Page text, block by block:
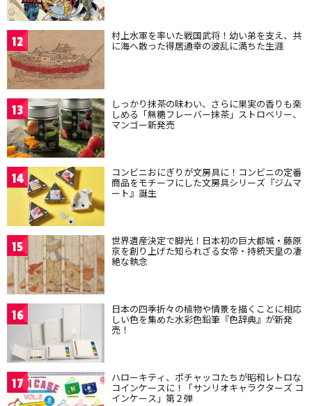
12 村上水軍を率いた戦国武将！幼い弟を支え、共
に海へ散った得居通幸の波乱に満ちた生涯
13 しっかり抹茶の味わい、さらに果実の香りも楽
しめる「無糖フレーバー抹茶」ストロベリー、
マンゴー新発売
14 コンビニおにぎりが文房具に！コンビニの定番
商品をモチーフにした文房具シリーズ『ジムマ
ート』誕生
15 世界遺産決定で脚光！日本初の巨大都城・藤原
京を創り上げた知られざる女帝・持統天皇の凄
絶な執念
16 日本の四季折々の植物や情景を描くことに相応
しい色を集めた水彩色鉛筆『色辞典』が新発
売！
17 ハローキティ、ポチャッコたちが昭和レトロな
コインケースに！「サンリオキャラクターズ コ
インケース」第２弾